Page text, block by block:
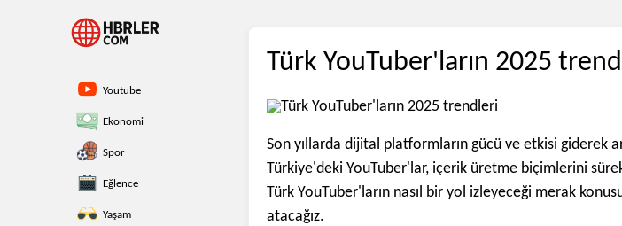
Youtube
Ekonomi
Spor
Eğlence
Yaşam
Türk YouTuber'ların 2025
Son yıllarda dijital platformların gücü ve etkisi giderek
Türkiye'deki YouTuber'lar, içerik üretme biçimlerini
Türk YouTuber'ların nasıl bir yol izleyeceği merak
atacağız.